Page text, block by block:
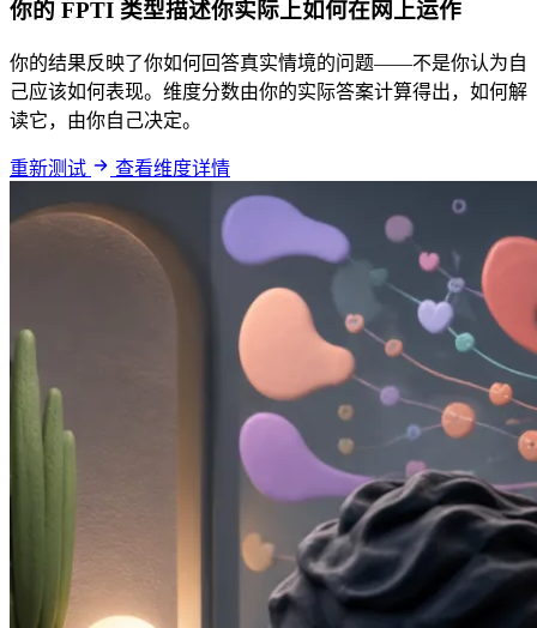
你的 FPTI 类型描述你实际上如何在网上运作
你的结果反映了你如何回答真实情境的问题——不是你认为自
己应该如何表现。维度分数由你的实际答案计算得出，如何解
读它，由你自己决定。
重新测试 查看维度详情